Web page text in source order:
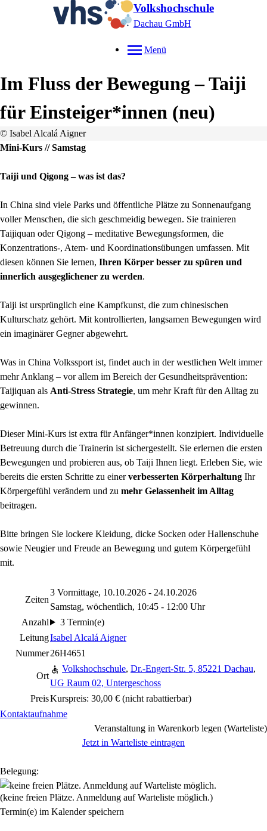
Volkshochschule
Dachau GmbH
Menü
Im Fluss der Bewegung – Taiji
für Einsteiger*innen neu
© Isabel Alcalá Aigner
Mini-Kurs // Samstag
Taiji und Qigong – was ist das?
In China sind viele Parks und öffentliche Plätze zu Sonnenaufgang
voller Menschen, die sich geschmeidig bewegen. Sie trainieren
Taijiquan oder Qigong – meditative Bewegungsformen, die
Konzentrations-, Atem- und Koordinationsübungen umfassen. Mit
diesen können Sie lernen, Ihren Körper besser zu spüren und
innerlich ausgeglichener zu werden.
Taiji ist ursprünglich eine Kampfkunst, die zum chinesischen
Kulturschatz gehört. Mit kontrollierten, langsamen Bewegungen wird
ein imaginärer Gegner abgewehrt.
Was in China Volkssport ist, findet auch in der westlichen Welt immer
mehr Anklang – vor allem im Bereich der Gesundheitsprävention:
Taijiquan als Anti-Stress Strategie, um mehr Kraft für den Alltag zu
gewinnen.
Dieser Mini-Kurs ist extra für Anfänger*innen konzipiert. Individuelle
Betreuung durch die Trainerin ist sichergestellt. Sie erlernen die ersten
Bewegungen und probieren aus, ob Taiji Ihnen liegt. Erleben Sie, wie
bereits die ersten Schritte zu einerverbesserten Körperhaltung Ihr
Körpergefühl verändern und zu mehr Gelassenheit im Alltag
beitragen.
Bitte bringen Sie lockere Kleidung, dicke Socken oder Hallenschuhe
sowie Neugier und Freude an Bewegung und gutem Körpergefühl
mit.
Zeiten
3 Vormittage, 10.10.2026 - 24.10.2026
Samstag, wöchentlich, 10:45 - 12:00 Uhr
Anzahl
3 Termin(e)
LeitungIsabel Alcalá Aigner
Nummer26H4651
Ort
Volkshochschule, Dr.-Engert-Str. 5, 85221 Dachau,
UG Raum 02, Untergeschoss
PreisKurspreis: 30,00 € (nicht rabattierbar)
Kontaktaufnahme
Veranstaltung in Warenkorb legen (Warteliste)
Jetzt in Warteliste eintragen
Belegung:
(keine freien Plätze. Anmeldung auf Warteliste möglich.)
Termin(e) im Kalender speichern